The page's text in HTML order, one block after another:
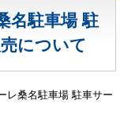
名駐車場 駐
について
レ桑名駐車場 駐車サー